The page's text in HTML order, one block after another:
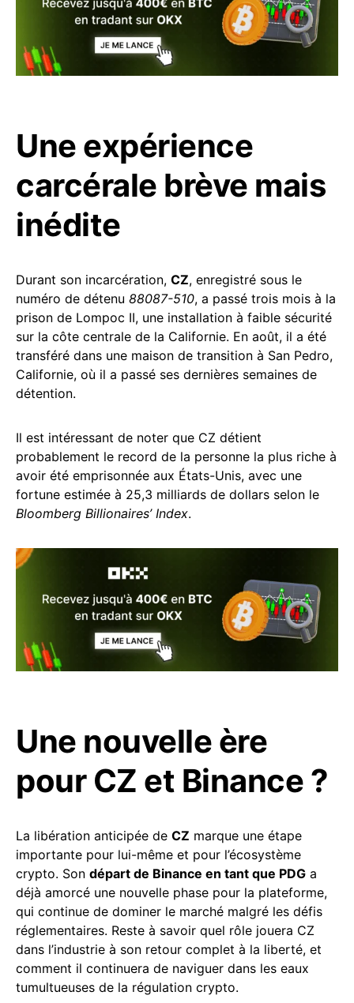
Une expérience
carcérale brève mais
inédite
Durant son incarcération, CZ, enregistré sous le
numéro de détenu 88087-510, a passé trois mois à la
prison de Lompoc II, une installation à faible sécurité
sur la côte centrale de la Californie. En août, il a été
transféré dans une maison de transition à San Pedro,
Californie, où il a passé ses dernières semaines de
détention.
Il est intéressant de noter que CZ détient
probablement le record de la personne la plus riche à
avoir été emprisonnée aux États-Unis, avec une
fortune estimée à 25,3 milliards de dollars selon le
Bloomberg Billionaires’ Index.
Une nouvelle ère
pour CZ et Binance ?
La libération anticipée de CZ marque une étape
importante pour lui-même et pour l’écosystème
crypto. Son départ de Binance en tant que PDG a
déjà amorcé une nouvelle phase pour la plateforme,
qui continue de dominer le marché malgré les défis
réglementaires. Reste à savoir quel rôle jouera CZ
dans l’industrie à son retour complet à la liberté, et
comment il continuera de naviguer dans les eaux
tumultueuses de la régulation crypto.